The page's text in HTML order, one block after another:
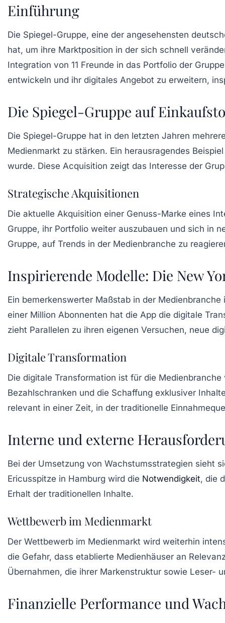
Einführung
Die Spiegel-Gruppe, eine der angesehensten
hat, um ihre Marktposition in der sich schnell
Integration von 11 Freunde in das Portfolio der
entwickeln und ihr digitales Angebot zu erweitern,
Die Spiegel-Gruppe auf
Die Spiegel-Gruppe hat in den letzten Jahren
Medienmarkt zu stärken. Ein herausragendes
wurde. Diese Acquisition zeigt das Interesse der
Strategische Akquisitionen
Die aktuelle Akquisition einer Genuss-Marke eines
Gruppe, ihr Portfolio weiter auszubauen und sich in
Gruppe, auf Trends in der Medienbranche zu
Inspirierende Modelle: Die New
Ein bemerkenswerter Maßstab in der
einer Million Abonnenten hat die App die digitale
zieht Parallelen zu ihren eigenen Versuchen, neue
Digitale Transformation
Die digitale Transformation ist für die
Bezahlschranken und die Schaffung exklusiver
relevant in einer Zeit, in der traditionelle
Interne und externe
Bei der Umsetzung von Wachstumsstrategien sieht
Ericusspitze in Hamburg wird die Notwendigkeit, die
Erhalt der traditionellen Inhalte.
Wettbewerb im Medienmarkt
Der Wettbewerb im Medienmarkt wird weiterhin
die Gefahr, dass etablierte Medienhäuser an
Übernahmen, die ihrer Markenstruktur sowie Leser-
Finanzielle Performance und